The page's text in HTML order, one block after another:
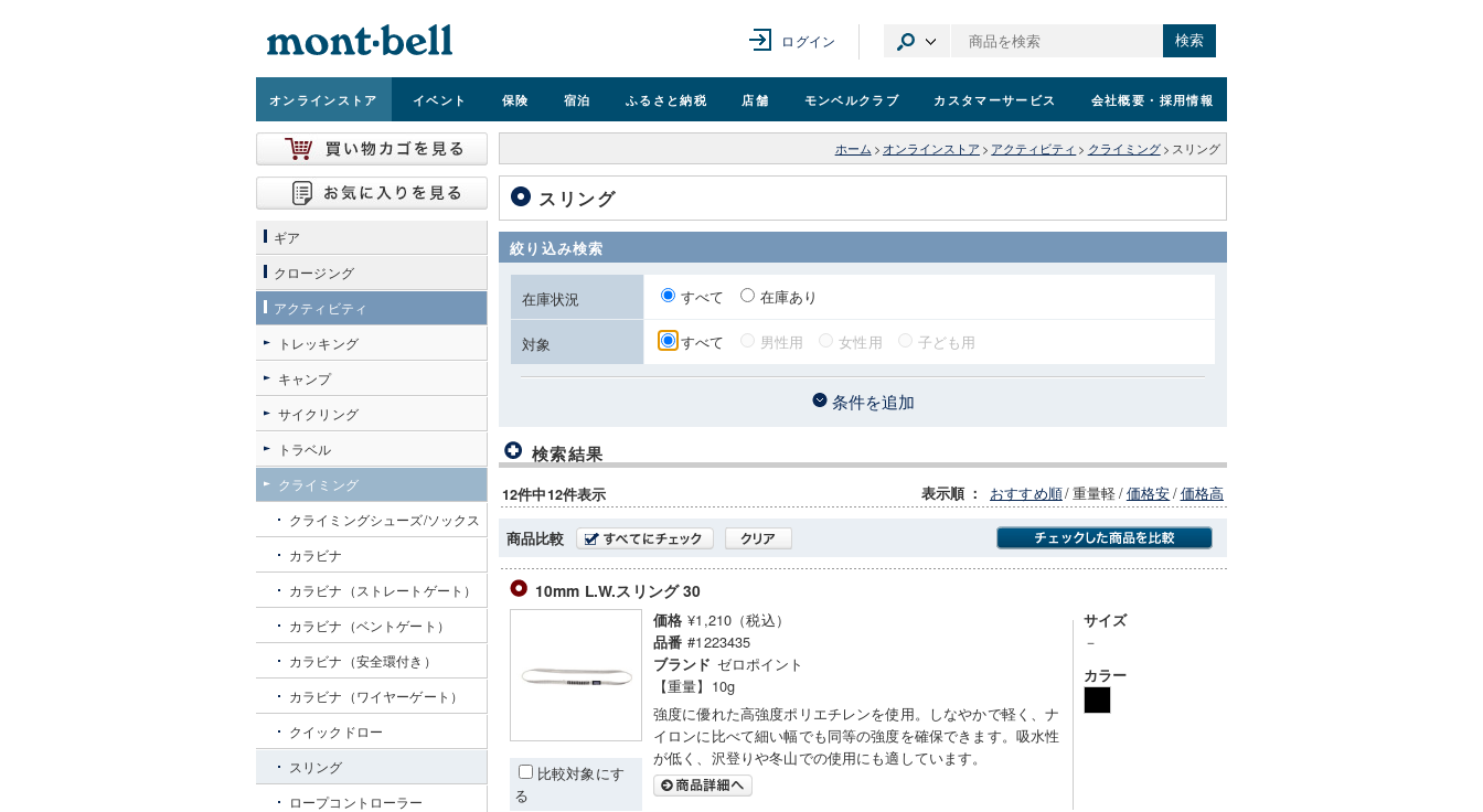
ログイン 検索
オンラインストア イベント 保険 宿泊 ふるさと納税 店舗 モンベルクラブ カスタマーサービス 会社概要 ・採用情報
ホーム > オンラインストア > アクティビティ > クライミング > スリング
スリング
絞り込み検索
在庫状況 すべて 在庫あり
対象 すべて 男性用 女性用 子ども用
条件を追加
検索結果
12件中12件表示 表示順 ： おすすめ順/重量軽/価格安/価格高
商品比較
10mm L.W.スリング 30
比較対象にす
る
価格 ¥1,210（税込）
品番 #1223435
ブランド ゼロポイント
【重量】10g
強度に優れた高強度ポリエチレンを使用。しなやかで軽く、ナ
イロンに比べて細い幅でも同等の強度を確保できます。吸水性
が低く、沢登りや冬山での使用にも適しています。
サイズ
－
カラー
ギア
クロージング
アクティビティ
トレッキング
キャンプ
サイクリング
トラベル
クライミング
クライミングシューズ/ソックス
カラビナ
カラビナ（ストレートゲート）
カラビナ（ベントゲート）
カラビナ（安全環付き）
カラビナ（ワイヤーゲート）
クイックドロー
スリング
ロープコントローラー